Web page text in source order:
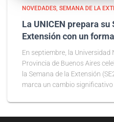
NOVEDADES SEMANA DE LA
La UNICEN prepara su
Extensión con un
En septiembre, la Universidad
Provincia de Buenos Aires
la Semana de la Extensión
marca un cambio